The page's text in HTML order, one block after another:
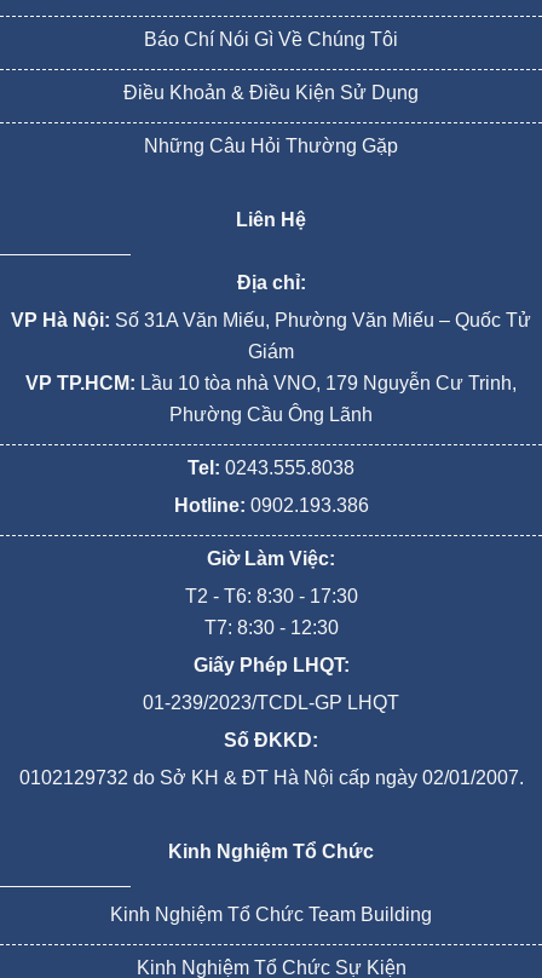
Báo Chí Nói Gì Về Chúng Tôi
Điều Khoản & Điều Kiện Sử Dụng
Những Câu Hỏi Thường Gặp
Liên Hệ
Địa chỉ:
VP Hà Nội: Số 31A Văn Miếu, Phường Văn Miếu – Quốc Tử
Giám
VP TP.HCM: Lầu 10 tòa nhà VNO, 179 Nguyễn Cư Trinh,
Phường Cầu Ông Lãnh
Tel: 0243.555.8038
Hotline: 0902.193.386
Giờ Làm Việc:
T2 - T6: 8:30 - 17:30
T7: 8:30 - 12:30
Giấy Phép LHQT:
01-239/2023/TCDL-GP LHQT
Số ĐKKD:
0102129732 do Sở KH & ĐT Hà Nội cấp ngày 02/01/2007.
Kinh Nghiệm Tổ Chức
Kinh Nghiệm Tổ Chức Team Building
Kinh Nghiệm Tổ Chức Sự Kiện